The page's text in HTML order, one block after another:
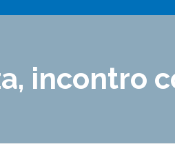
incontro